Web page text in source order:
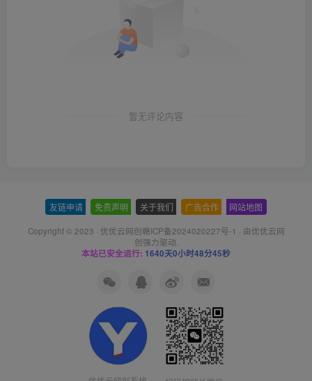
暂无评论内容
友链申请 免责声明 关于我们 广告合作 网站地图
Copyright © 2023 · 优优云网创赣ICP备2024020227号-1 · 由优优云网
创强力驱动.
本站已安全运行: 1640天0小时48分46秒